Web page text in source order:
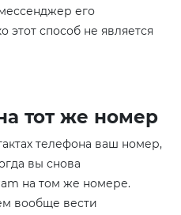
его
этот способ не является
тот же номер
телефона ваш номер,
вы снова
на том же номере.
вообще вести